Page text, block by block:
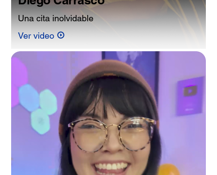
Una cita inolvidable
Ver video